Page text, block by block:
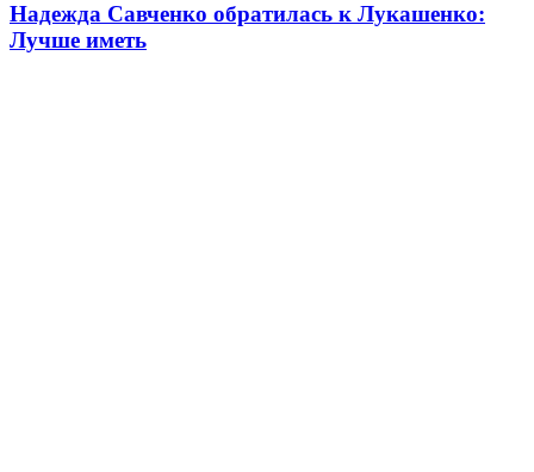
Надежда Савченко обратилась к Лукашенко:
Лучше иметь